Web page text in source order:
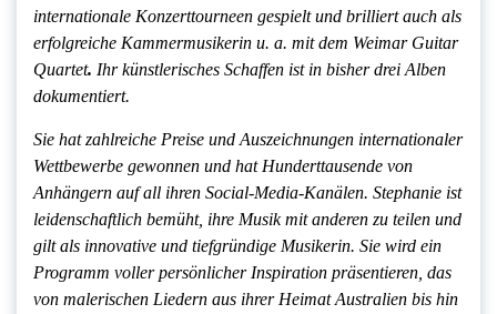
internationale Konzerttourneen gespielt und brilliert auch als
erfolgreiche Kammermusikerin u. a. mit dem Weimar Guitar
Quartet. Ihr künstlerisches Schaffen ist in bisher drei Alben
dokumentiert.
Sie hat zahlreiche Preise und Auszeichnungen internationaler
Wettbewerbe gewonnen und hat Hunderttausende von
Anhängern auf all ihren Social-Media-Kanälen. Stephanie ist
leidenschaftlich bemüht, ihre Musik mit anderen zu teilen und
gilt als innovative und tiefgründige Musikerin. Sie wird ein
Programm voller persönlicher Inspiration präsentieren, das
von malerischen Liedern aus ihrer Heimat Australien bis hin